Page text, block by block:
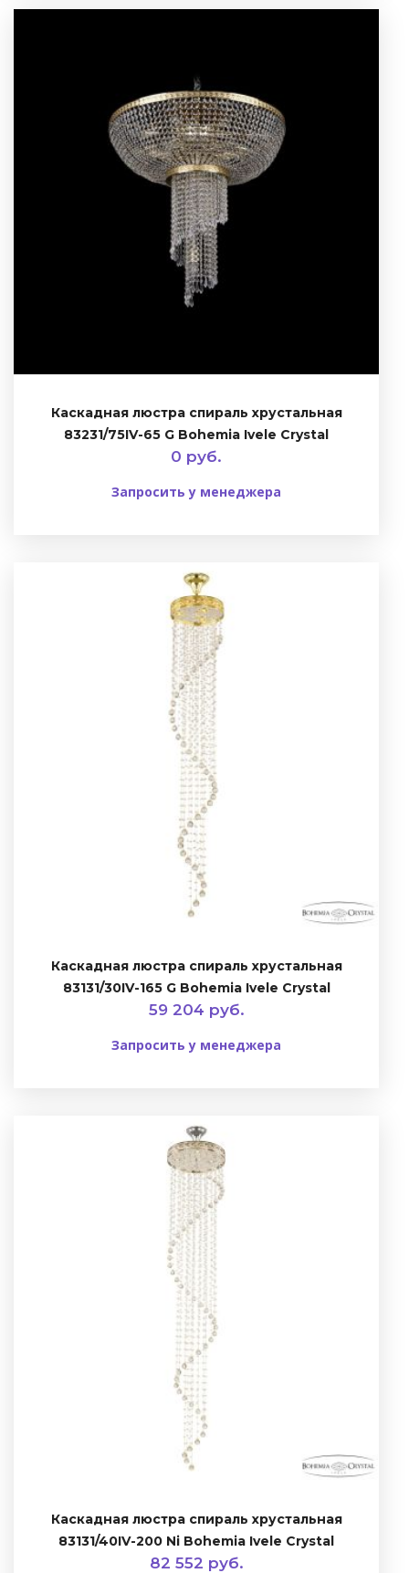
Каскадная люстра спираль хрустальная
83231/75IV-65 G Bohemia Ivele Crystal
0 руб.
Запросить у менеджера
Каскадная люстра спираль хрустальная
83131/30IV-165 G Bohemia Ivele Crystal
59 204 руб.
Запросить у менеджера
Каскадная люстра спираль хрустальная
83131/40IV-200 Ni Bohemia Ivele Crystal
82 552 руб.